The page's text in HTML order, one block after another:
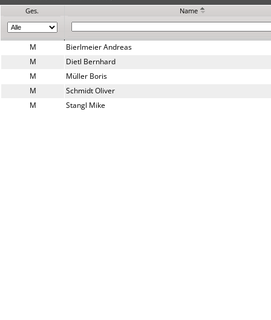
Ges. Name
M
Bierlmeier Andreas
M
Dietl Bernhard
M
Müller Boris
M
Schmidt Oliver
M
Stangl Mike